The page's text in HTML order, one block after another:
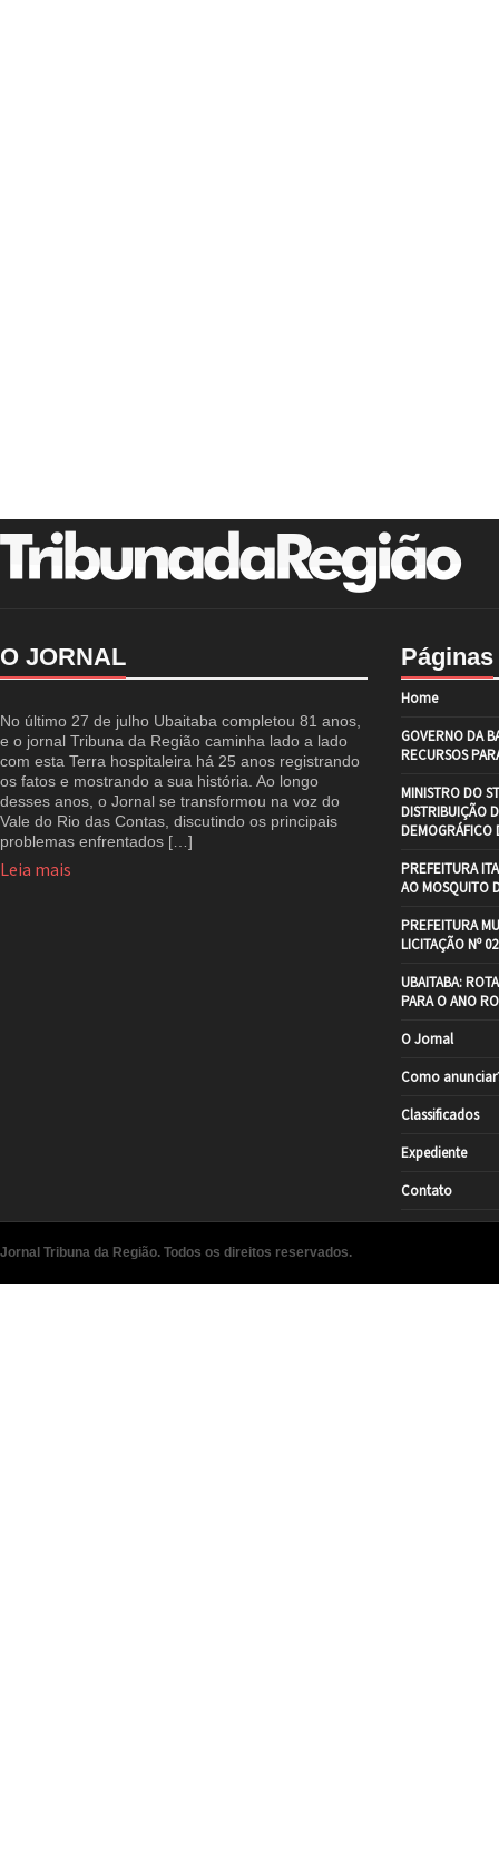
O JORNAL
No último 27 de julho Ubaitaba completou 81 anos,
e o jornal Tribuna da Região caminha lado a lado
com esta Terra hospitaleira há 25 anos registrando
os fatos e mostrando a sua história. Ao longo
desses anos, o Jornal se transformou na voz do
Vale do Rio das Contas, discutindo os principais
problemas enfrentados […]
Leia mais
Páginas
Home
GOVERNO DA
RECURSOS
MINISTRO DO
DISTRIBUIÇÃO
DEMOGRÁFICO
PREFEITURA
AO MOSQUITO
PREFEITURA
LICITAÇÃO Nº
UBAITABA:
PARA O ANO
O Jornal
Como
Classificados
Expediente
Contato
Jornal Tribuna da Região. Todos os direitos reservados.